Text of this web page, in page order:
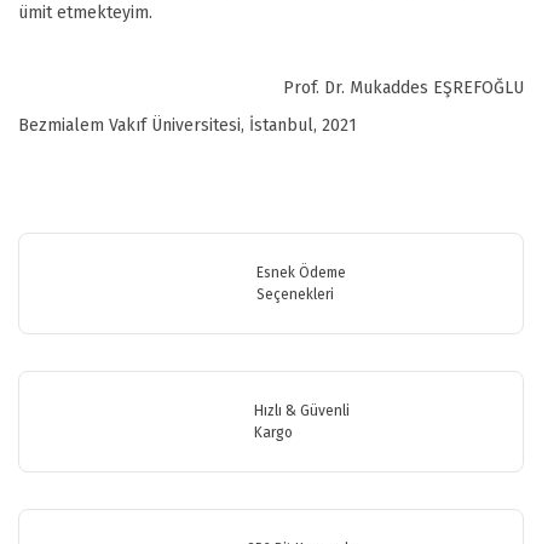
ümit etmekteyim.
Prof. Dr. Mukaddes EŞREFOĞLU
Bezmialem Vakıf Üniversitesi, İstanbul, 2021
Bu ürüne ilk yorumu siz yapın!
Görüş ve önerileriniz için teşekkür ederiz.
Ürün resmi kalitesiz, bozuk veya görüntülenemiyor.
Ürün fiyatı diğer sitelerden daha pahalı.
Esnek Ödeme
Seçenekleri
Hızlı & Güvenli
Kargo